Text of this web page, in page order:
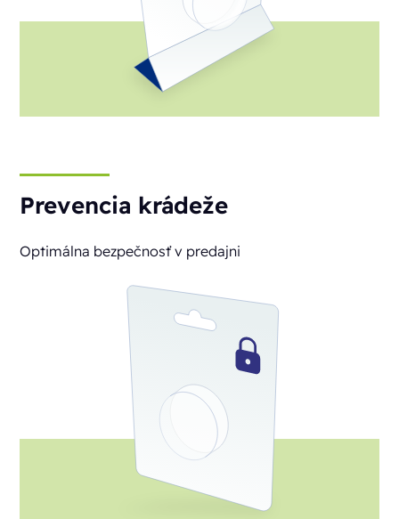
Prevencia krádeže
Optimálna bezpečnosť v predajni